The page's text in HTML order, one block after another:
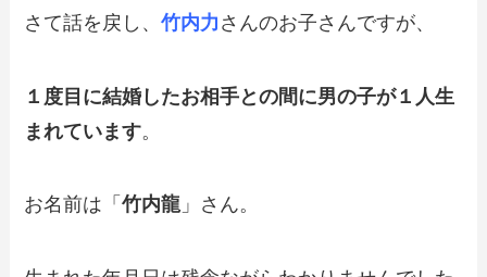
さて話を戻し、竹内力 さんのお子さんですが、
１度目に結婚したお相手との間に男の子が１人生
まれています。
お名前は「竹内龍」さん。